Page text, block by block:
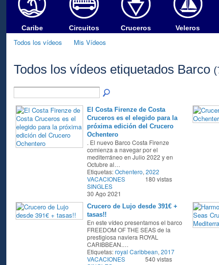
Caribe Circuitos Cruceros Veleros
Todos los vídeos Mis Vídeos
Todos los vídeos etiquetados Barco
El Costa Firenze de Costa
Cruceros es el elegido para la
próxima edición del Crucero
Ochentero
. El nuevo Barco Costa Firenze
comienza a navegar por el
mediterráneo en Julio 2022 y en
Octubre al…
Etiquetas:Ochentero, 2022
VACACIONES
SINGLES
30 Ago 2021
180 vistas
Crucero de Lujo desde 391€ +
tasas!!
En este vídeo presentamos el barco
FREEDOM OF THE SEAS de la
prestigiosa naviera ROYAL
CARIBBEAN.…
Etiquetas:royal Caribbean, 2017
VACACIONES
540 vistas